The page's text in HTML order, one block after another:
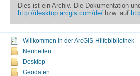
Dies ist ein Archiv. Die Dokumentation
http://desktop.arcgis.com/de/bzw. auf
Willkommen in der ArcGIS-Hilfebibliothek
Neuheiten
Desktop
Geodaten